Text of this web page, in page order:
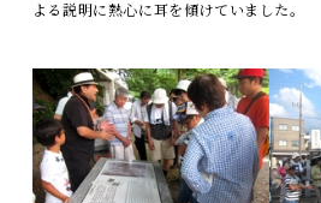
よる説明に熱心に耳を傾けていました。